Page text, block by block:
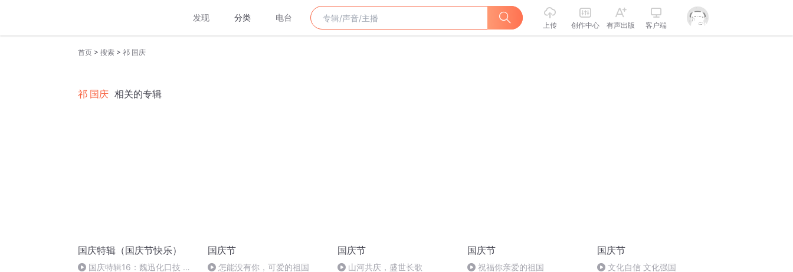
发现 分类 电台
上传 创作中心 有声出版 客户端
首页 > 搜索 > 祁 国庆
祁 国庆 相关的专辑
国庆特辑（国庆节快乐）
国庆特辑16：魏迅化口技 二
国庆节
怎能没有你，可爱的祖国
国庆节
山河共庆，盛世长歌
国庆节
祝福你亲爱的祖国
国庆节
文化自信 文化强国